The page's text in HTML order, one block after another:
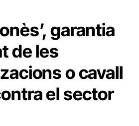
garantia
de les
o cavall
el sector